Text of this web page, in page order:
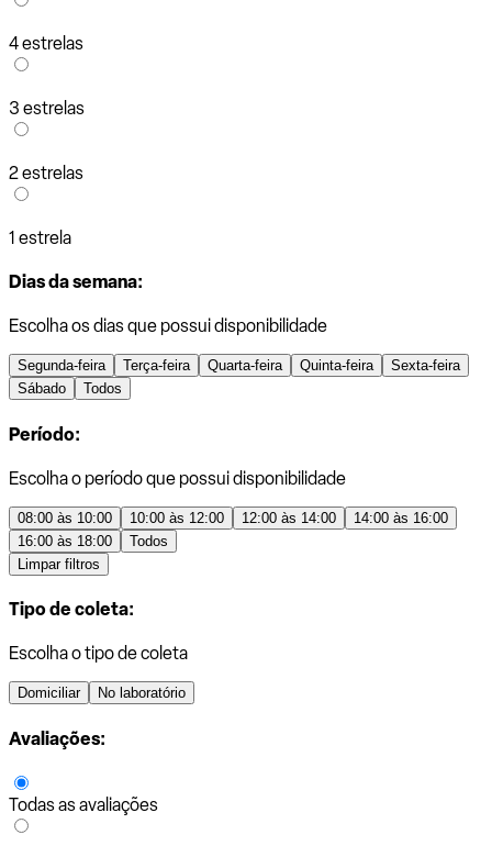
4 estrelas
3 estrelas
2 estrelas
1 estrela
Dias da semana:
Escolha os dias que possui disponibilidade
Segunda-feira Terça-feira Quarta-feira Quinta-feira
Sexta-feira
Sábado
Todos
Período:
Escolha o período que possui disponibilidade
08:00 às 10:00 10:00 às 12:00 12:00 às 14:00
14:00 às 16:00
16:00 às 18:00
Todos
Limpar filtros
Tipo de coleta:
Escolha o tipo de coleta
Domiciliar No laboratório
Avaliações:
Todas as avaliações